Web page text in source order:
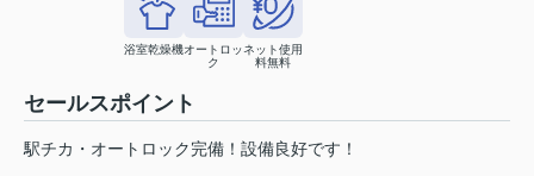
浴室乾燥機オートロッ
ク
ネット使用
料無料
セールスポイント
駅チカ・オートロック完備！設備良好です！